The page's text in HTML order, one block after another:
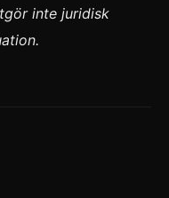
inte juridisk